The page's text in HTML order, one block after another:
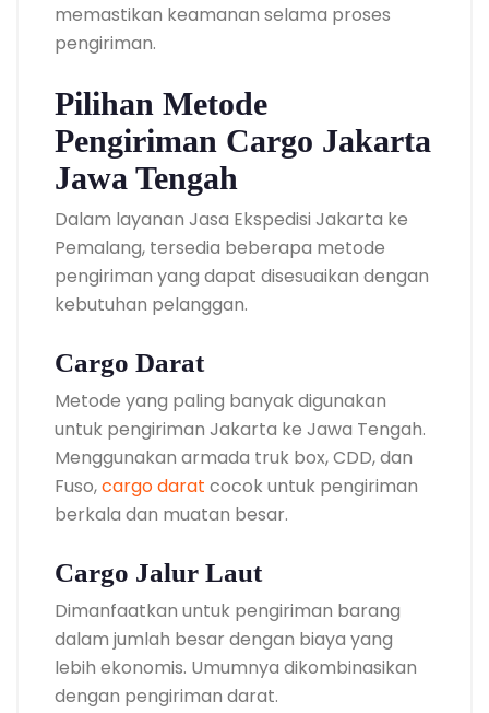
memastikan keamanan selama proses
pengiriman.
Pilihan Metode
Pengiriman Cargo Jakarta
Jawa Tengah
Dalam layanan Jasa Ekspedisi Jakarta ke
Pemalang, tersedia beberapa metode
pengiriman yang dapat disesuaikan dengan
kebutuhan pelanggan.
Cargo Darat
Metode yang paling banyak digunakan
untuk pengiriman Jakarta ke Jawa Tengah.
Menggunakan armada truk box, CDD, dan
Fuso,cargo darat cocok untuk pengiriman
berkala dan muatan besar.
Cargo Jalur Laut
Dimanfaatkan untuk pengiriman barang
dalam jumlah besar dengan biaya yang
lebih ekonomis. Umumnya dikombinasikan
dengan pengiriman darat.